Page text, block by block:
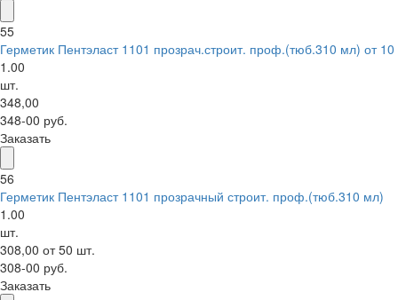
55
Герметик Пентэласт 1101 прозрач.строит. проф.(тюб.310 мл) от 10
1.00
шт.
348,00
348-00 руб.
Заказать
56
Герметик Пентэласт 1101 прозрачный строит. проф.(тюб.310 мл)
1.00
шт.
308,00 от 50 шт.
308-00 руб.
Заказать